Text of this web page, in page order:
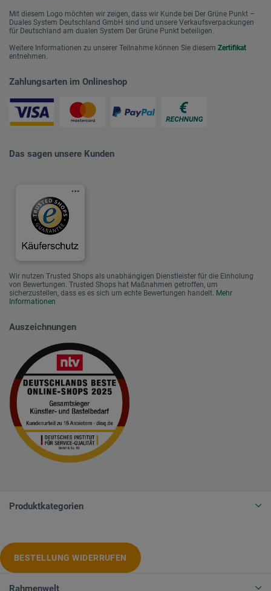
Mit diesem Logo möchten wir zeigen, dass wir Kunde bei Der Grüne Punkt –
Duales System Deutschland GmbH sind und unsere Verkaufsverpackungen
für Deutschland am dualen System Der Grüne Punkt beteiligen.
Weitere Informationen zu unserer Teilnahme können Sie diesem Zertifikat
entnehmen.
Zahlungsarten im Onlineshop
Das sagen unsere Kunden
Wir nutzen Trusted Shops als unabhängigen Dienstleister für die Einholung
von Bewertungen. Trusted Shops hat Maßnahmen getroffen, um
sicherzustellen, dass es es sich um echte Bewertungen handelt. Mehr
Informationen
Auszeichnungen
Produktkategorien
BESTELLUNG WIDERRUFEN
Rahmenwelt